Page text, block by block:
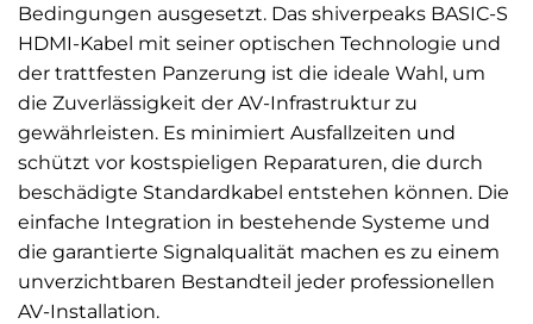
Bedingungen ausgesetzt. Das shiverpeaks BASIC-S
HDMI-Kabel mit seiner optischen Technologie und
der trattfesten Panzerung ist die ideale Wahl, um
die Zuverlässigkeit der AV-Infrastruktur zu
gewährleisten. Es minimiert Ausfallzeiten und
schützt vor kostspieligen Reparaturen, die durch
beschädigte Standardkabel entstehen können. Die
einfache Integration in bestehende Systeme und
die garantierte Signalqualität machen es zu einem
unverzichtbaren Bestandteil jeder professionellen
AV-Installation.